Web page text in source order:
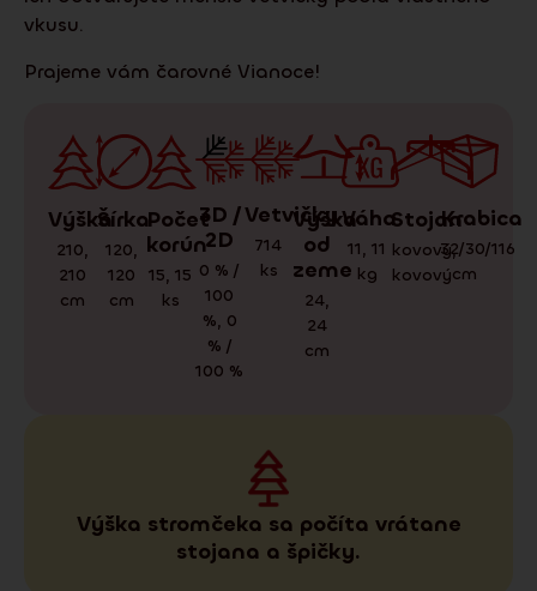
vkusu.
Prajeme vám čarovné Vianoce!
Výška
210,
210
cm
Šírka
120,
120
cm
Počet
korún
15,15
ks
3D /
2D
0 % /
100
%, 0
% /
100 %
Vetvičky
714
ks
Výška
od
zeme
24,
24
cm
Váha
11, 11
kg
Stojan
kovový,
kovový
Krabica
32/30/116
cm
Výška stromčeka sa počíta vrátane
stojana a špičky.